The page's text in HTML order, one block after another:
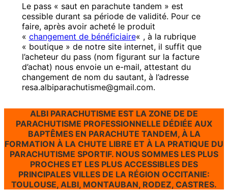
Le pass « saut en parachute tandem » est
cessible durant sa période de validité. Pour ce
faire, après avoir acheté le produit
« changement de bénéficiaire« , à la rubrique
« boutique » de notre site internet, il suffit que
l’acheteur du pass (nom figurant sur la facture
d’achat) nous envoie un e-mail, attestant du
changement de nom du sautant, à l’adresse
resa.albiparachutisme@gmail.com.
ALBI PARACHUTISME EST LA ZONE DE DE
PARACHUTISME PROFESSIONNELLE DÉDIÉE AUX
BAPTÊMES EN PARACHUTE TANDEM, À LA
FORMATION À LA CHUTE LIBRE ET À LA PRATIQUE DU
PARACHUTISME SPORTIF. NOUS SOMMES LES PLUS
PROCHES ET LES PLUS ACCESSIBLES DES
PRINCIPALES VILLES DE LA RÉGION OCCITANIE:
TOULOUSE, ALBI, MONTAUBAN, RODEZ, CASTRES.